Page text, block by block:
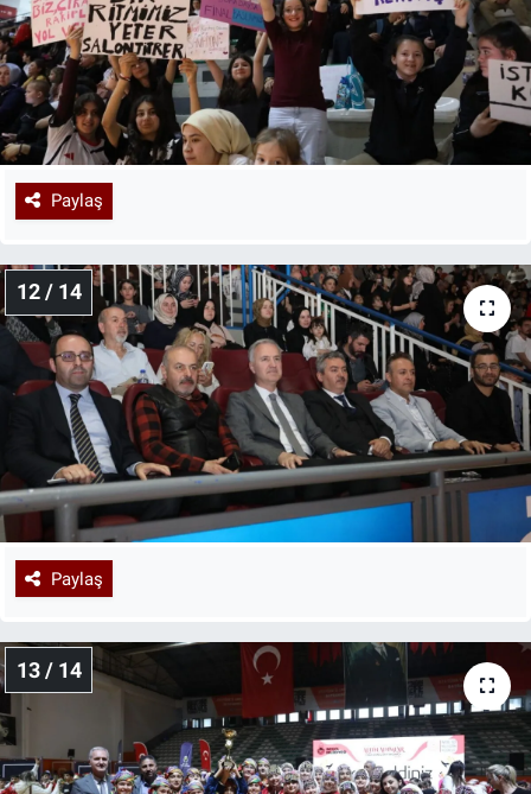
Paylaş
12 / 14
Paylaş
13 / 14